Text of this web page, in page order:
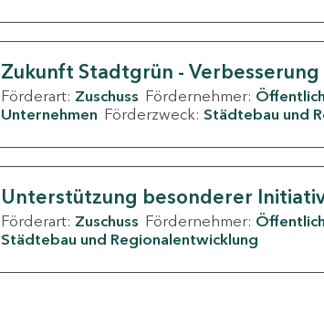
Zukunft Stadtgrün -
Förderart: Zuschuss Fördernehmer:
Unternehmen Förderzweck: Städtebau und
Unterstützung besonderer
Förderart: Zuschuss Fördernehmer:
Städtebau und Regionalentwicklung